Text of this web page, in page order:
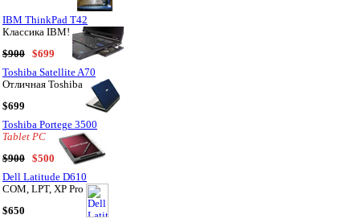
IBM ThinkPad T42
Классика IBM!
$900
$699
Toshiba Satellite A70
Отличная Toshiba
$699
Toshiba Portege 3500
Tablet PC
$900
$500
Dell Latitude D610
COM, LPT, XP Pro
$650